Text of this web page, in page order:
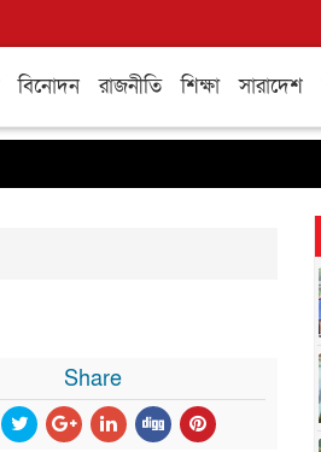
বিনোদন রাজনীতি শিক্ষা সারাদেশ
Share